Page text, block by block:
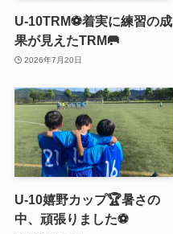
U-10TRM⚽️着実に練習の成
果が見えたTRM🥅
2026年7月20日
U-10嬉野カップ🏆暑さの
中、頑張りました⚽️